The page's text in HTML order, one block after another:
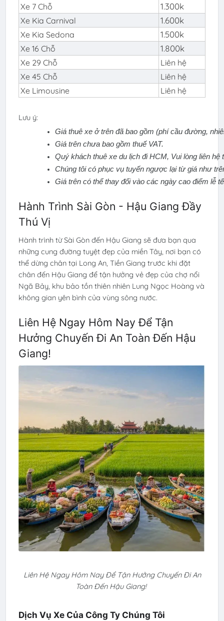
Xe 7 Chỗ 1.300k
Xe Kia Carnival 1.600k
Xe Kia Sedona 1.500k
Xe 16 Chỗ 1.800k
Xe 29 Chỗ
Liên hệ
Xe 45 Chỗ
Liên hệ
Xe Limousine
Liên hệ
Lưu ý:
Giá thuê xe ở trên đã bao gồm (phí cầu đường,
Giá trên chưa bao gồm thuế VAT.
Quý khách thuê xe du lịch đi HCM, Vui lòng liên
Chúng tôi có phục vụ tuyến ngược lại từ giá như
Giá trên có thể thay đổi vào các ngày cao điểm lễ
Hành Trình Sài Gòn - Hậu Giang Đầy
Thú Vị
Hành trình từ Sài Gòn đến Hậu Giang sẽ đưa bạn qua
những cung đường tuyệt đẹp của miền Tây, nơi bạn có
thể dừng chân tại Long An, Tiền Giang trước khi đặt
chân đến Hậu Giang để tận hưởng vẻ đẹp của chợ nổi
Ngã Bảy, khu bảo tồn thiên nhiên Lung Ngọc Hoàng và
không gian yên bình của vùng sông nước.
Liên Hệ Ngay Hôm Nay Để Tận
Hưởng Chuyến Đi An Toàn Đến Hậu
Giang!
Liên Hệ Ngay Hôm Nay Để Tận Hưởng Chuyến Đi An
Toàn Đến Hậu Giang!
Dịch Vụ Xe Của Công Ty Chúng Tôi